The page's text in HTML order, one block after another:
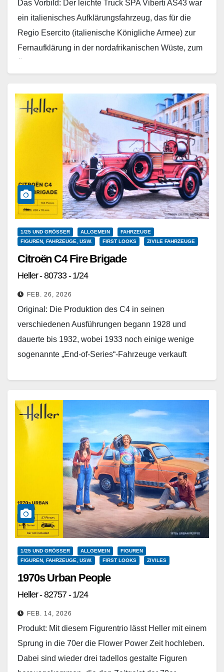
Das Vorbild: Der leichte Truck SPA Viberti AS43 war
ein italienisches Aufklärungsfahrzeug, das für die
Regio Esercito (italienische Königliche Armee) zur
Fernaufklärung in der nordafrikanischen Wüste, zum
1/25 UND GRÖSSER ALLGEMEIN
FAHRZEUGE
FIGUREN, FAHRZEUGE, USW.
FIRST LOOKS ZIVILE FAHRZEUGE
Citroën C4 Fire Brigade
Heller - 80733 - 1/24
FEB. 26, 2026
Original: Die Produktion des C4 in seinen
verschiedenen Ausführungen begann 1928 und
dauerte bis 1932, wobei 1933 noch einige wenige
sogenannte „End-of-Series“-Fahrzeuge verkauft
1/25 UND GRÖSSER ALLGEMEIN
FIGUREN
FIGUREN, FAHRZEUGE, USW.
FIRST LOOKS ZIVILES
1970s Urban People
Heller - 82757 - 1/24
FEB. 14, 2026
Produkt: Mit diesem Figurentrio lässt Heller mit einem
Sprung in die 70er die Flower Power Zeit hochleben.
Dabei sind wieder drei tadellos gestalte Figuren